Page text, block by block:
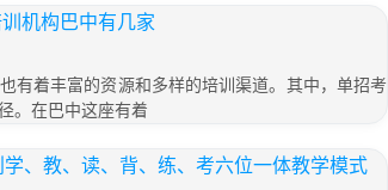
机构巴中有几家
有着丰富的资源和多样的培训渠道。其中，单招考
。在巴中这座有着
、教、读、背、练、考六位一体教学模式